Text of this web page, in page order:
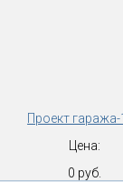
Проект
Цена:
0 руб.